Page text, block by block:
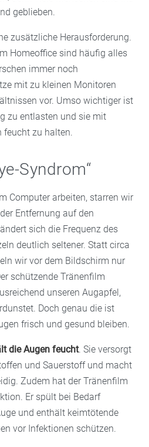
geblieben.
zusätzliche Herausforderung.
Homeoffice sind häufig alles
immer noch
mit zu kleinen Monitoren
vor. Umso wichtiger ist
zu entlasten und sie mit
feucht zu halten.
Syndrom“
Computer arbeiten, starren wir
Entfernung auf den
sich die Frequenz des
deutlich seltener. Statt circa
wir vor dem Bildschirm nur
schützende Tränenfilm
unseren Augapfel,
Doch genau die ist
frisch und gesund bleiben.
die Augen feucht. Sie versorgt
und Sauerstoff und macht
Zudem hat der Tränenfilm
Er spült bei Bedarf
und enthält keimtötende
vor Infektionen schützen.